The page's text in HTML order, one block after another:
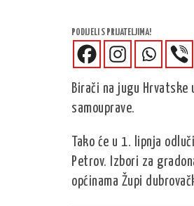
PODIJELI S PRIJATELJIMA!
Birači na jugu
samouprave.
Tako će u 1. lipnja
Petrov. Izbori za
općinama Župi